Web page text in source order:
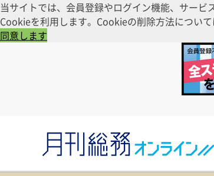
当サイトでは、会員登録やログイン機能、サー
Cookieを利用します。Cookieの削除方法につい
同意します